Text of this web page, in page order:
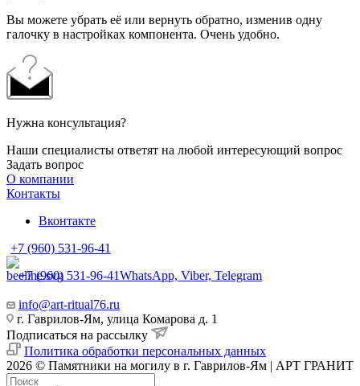
Вы можете убрать её или вернуть обратно, изменив одну
галочку в настройках компонента. Очень удобно.
Нужна консультация?
Наши специалисты ответят на любой интересующий вопрос
Задать вопрос
О компании
Контакты
Вконтакте
+7 (960) 531-96-41
+7 (960) 531-96-41WhatsApp, Viber, Telegram
info@art-ritual76.ru
г. Гаврилов-Ям, улица Комарова д. 1
Подписаться на рассылку
Политика обработки персональных данных
2026 © Памятники на могилу в г. Гаврилов-Ям | АРТ ГРАНИТ